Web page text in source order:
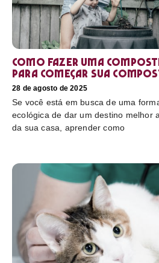
Como fazer uma
para começar sua
28 de agosto de 2025
Se você está em busca de uma
ecológica de dar um destino melhor
da sua casa, aprender como